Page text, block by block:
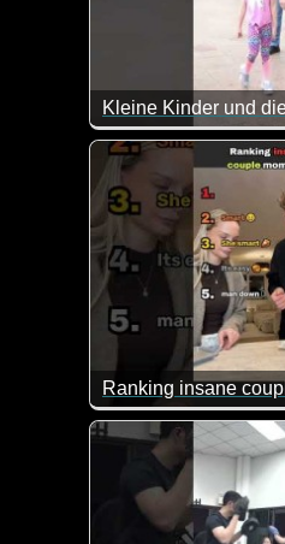
Kleine Kinder und
Erst sind die Kinder
Ranking insane
Was man mit